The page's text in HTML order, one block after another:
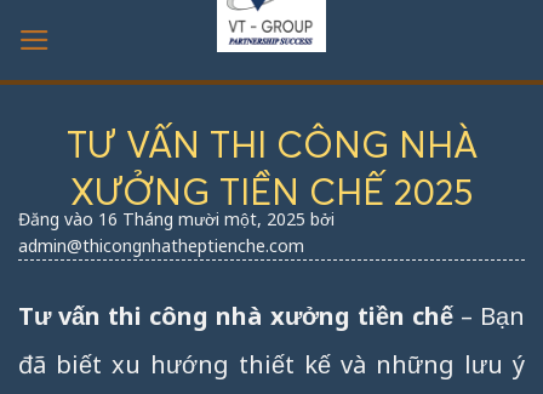
qua
nội
TƯ VẤN THI CÔNG NHÀ
XƯỞNG TIỀN CHẾ 2025
Đăng vào 16 Tháng mười một, 2025 bởi
admin@thicongnhatheptienche.com
Tư vấn thi công nhà xưởng tiền chế– Bạn
đã biết xu hướng thiết kế và những lưu ý